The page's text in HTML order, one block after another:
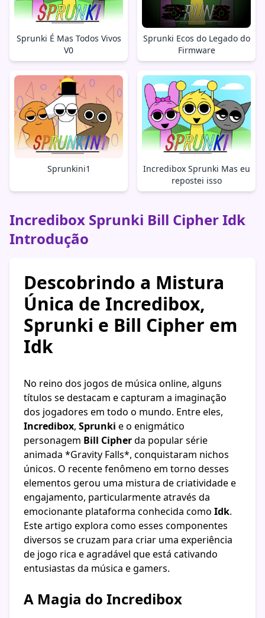
Sprunki É Mas Todos Vivos
V0
Sprunki Ecos do Legado do
Firmware
Sprunkini1
Incredibox Sprunki Mas eu
repostei isso
Incredibox Sprunki Bill Cipher Idk
Introdução
Descobrindo a Mistura
Única de Incredibox,
Sprunki e Bill Cipher em
Idk
No reino dos jogos de música online, alguns
títulos se destacam e capturam a imaginação
dos jogadores em todo o mundo. Entre eles,
Incredibox, Sprunki e o enigmático
personagem Bill Cipherda popular série
animada *Gravity Falls*, conquistaram nichos
únicos. O recente fenômeno em torno desses
elementos gerou uma mistura de criatividade e
engajamento, particularmente através da
emocionante plataforma conhecida como Idk.
Este artigo explora como esses componentes
diversos se cruzam para criar uma experiência
de jogo rica e agradável que está cativando
entusiastas da música e gamers.
A Magia do Incredibox